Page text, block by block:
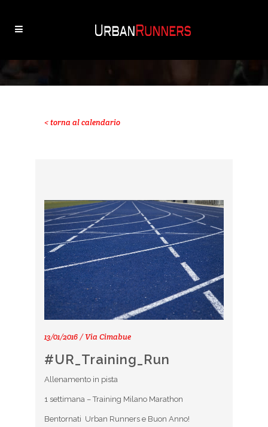
< torna al calendario
13/01/2016 / Via Cimabue
#UR_Training_Run
Allenamento in pista
1 settimana – Training Milano Marathon
Bentornati Urban Runners e Buon Anno!